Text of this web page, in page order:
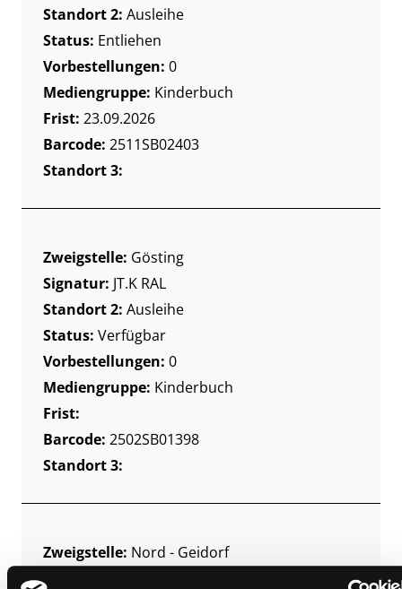
Standort 2: Ausleihe
Status: Entliehen
Vorbestellungen: 0
Mediengruppe: Kinderbuch
Frist: 23.09.2026
Barcode: 2511SB02403
Standort 3:
Zweigstelle: Gösting
Signatur: JT.K RAL
Standort 2: Ausleihe
Status: Verfügbar
Vorbestellungen: 0
Mediengruppe: Kinderbuch
Frist:
Barcode: 2502SB01398
Standort 3:
Zweigstelle: Nord - Geidorf
Signatur: